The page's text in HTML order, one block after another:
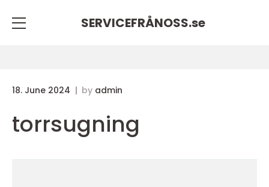
SERVICEFRÅNOSS.se
18. June 2024 by admin
torrsugning